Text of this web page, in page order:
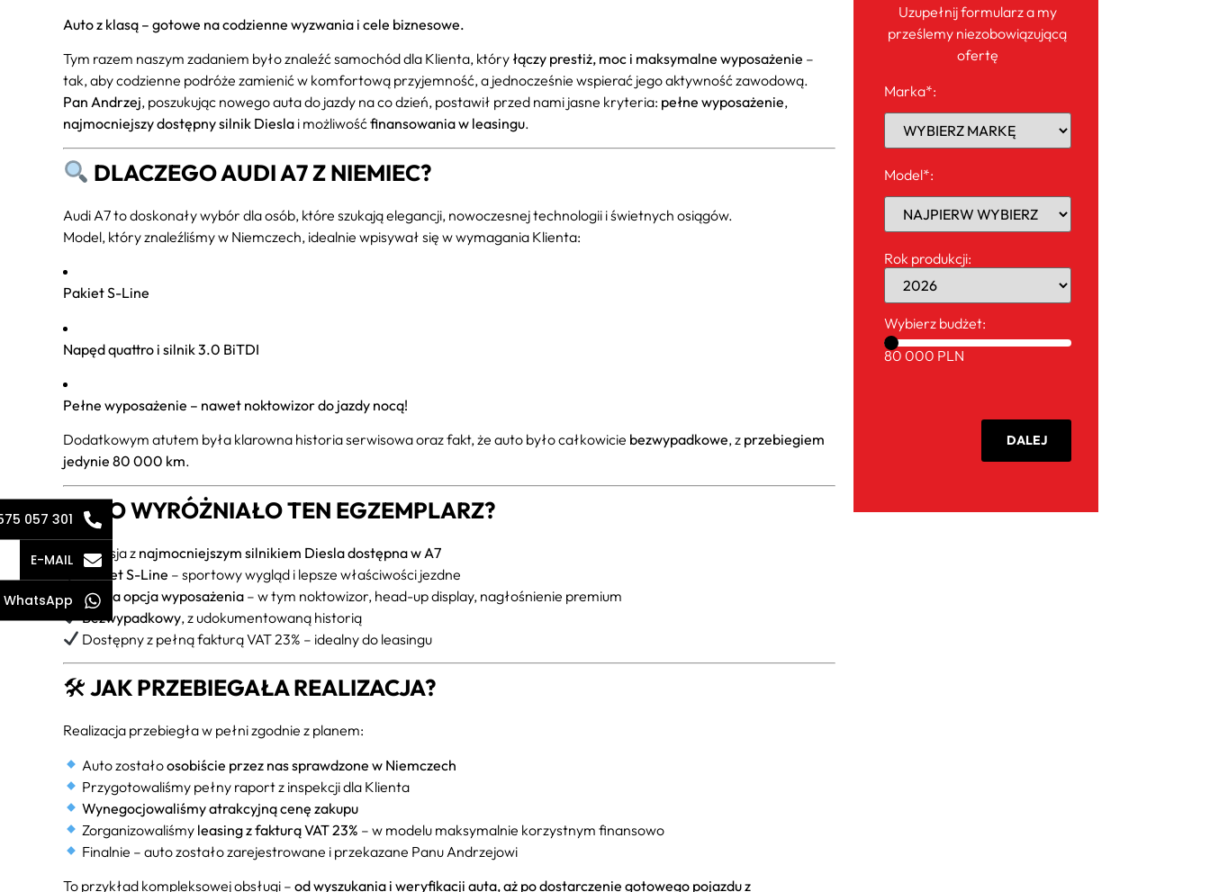
Auto z klasą – gotowe na codzienne wyzwania i cele biznesowe.
Tym razem naszym zadaniem było znaleźć samochód dla Klienta, który łączy prestiż, moc i maksymalne wyposażenie –
tak, aby codzienne podróże zamienić w komfortową przyjemność, a jednocześnie wspierać jego aktywność zawodową.
Pan Andrzej, poszukując nowego auta do jazdy na co dzień, postawił przed nami jasne kryteria: pełne wyposażenie,
najmocniejszy dostępny silnik Diesla i możliwośćfinansowania w leasingu.
DLACZEGO AUDI A7 Z NIEMIEC?
Audi A7 to doskonały wybór dla osób, które szukają elegancji, nowoczesnej technologii i świetnych osiągów.
Model, który znaleźliśmy w Niemczech, idealnie wpisywał się w wymagania Klienta:
Pakiet S-Line
Napęd quattro i silnik 3.0 BiTDI
Pełne wyposażenie – nawet noktowizor do jazdy nocą!
Dodatkowym atutem była klarowna historia serwisowa oraz fakt, że auto było całkowicie bezwypadkowe, z przebiegiem
jedynie 80 000 km.
CO WYRÓŻNIAŁO TEN EGZEMPLARZ?
Wersja z najmocniejszym silnikiem Diesla dostępna w A7
Pakiet S-Line – sportowy wygląd i lepsze właściwości jezdne
Pełna opcja wyposażenia – w tym noktowizor, head-up display, nagłośnienie premium
Bezwypadkowy, z udokumentowaną historią
Dostępny z pełną fakturą VAT 23% – idealny do leasingu
🛠JAK PRZEBIEGAŁA REALIZACJA?
Realizacja przebiegła w pełni zgodnie z planem:
Auto zostałoosobiście przez nas sprawdzone w Niemczech
Przygotowaliśmy pełny raport z inspekcji dla Klienta
Wynegocjowaliśmy atrakcyjną cenę zakupu
Zorganizowaliśmy leasing z fakturą VAT 23% – w modelu maksymalnie korzystnym finansowo
Finalnie – auto zostało zarejestrowane i przekazane Panu Andrzejowi
To przykład kompleksowej obsługi – od wyszukania i weryfikacji auta, aż po dostarczenie gotowego pojazdu z
Uzupełnij formularz a my
prześlemy niezobowiązującą
ofertę
Marka*:
Model*:
Rok produkcji:
Wybierz budżet:
80 000 PLN
DALEJ
057 301
E-MAIL
WhatsApp